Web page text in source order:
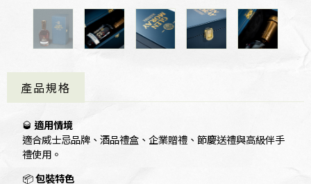
產品規格
🥃 適用情境
適合威士忌品牌、酒品禮盒、企業贈禮、節慶送禮與高級伴手
禮使用。
📦包裝特色